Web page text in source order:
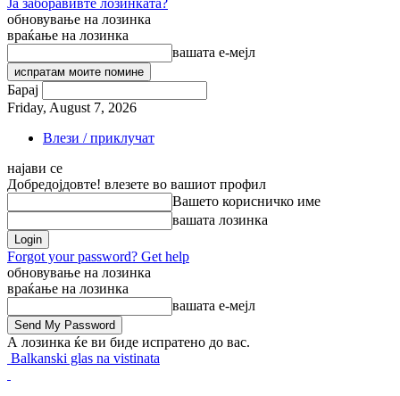
Ја заборавивте лозинката?
обновување на лозинка
враќање на лозинка
вашата е-мејл
Барај
Friday, August 7, 2026
Влези / приклучат
најави се
Добредојдовте! влезете во вашиот профил
Вашето корисничко име
вашата лозинка
Forgot your password? Get help
обновување на лозинка
враќање на лозинка
вашата е-мејл
А лозинка ќе ви биде испратено до вас.
Balkanski glas na vistinata